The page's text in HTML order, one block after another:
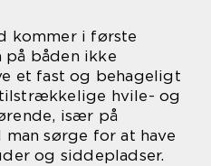
kommer i første
båden ikke
et fast og behageligt
hvile- og
især på
sørge for at have
og siddepladser.